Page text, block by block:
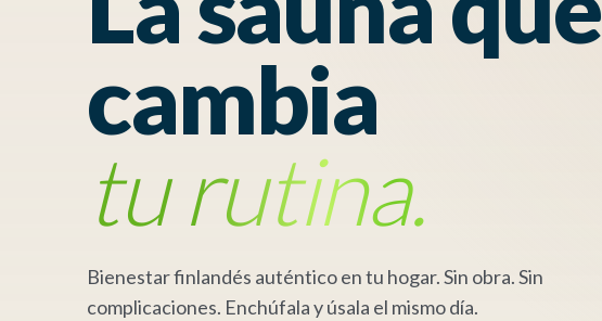
cambia
tu rutina.
Bienestar finlandés auténtico en tu hogar. Sin obra. Sin
complicaciones. Enchúfala y úsala el mismo día.